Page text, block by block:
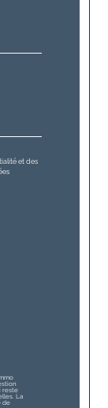
et des
reste
La
de